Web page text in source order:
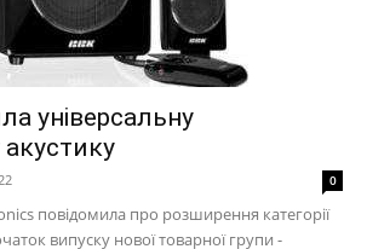
універсальну
0
повідомила про розширення категорії
випуску нової товарної групи -